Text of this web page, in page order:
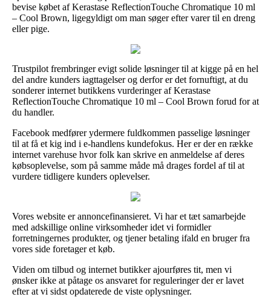
bevise købet af Kerastase ReflectionTouche Chromatique 10 ml
– Cool Brown, ligegyldigt om man søger efter varer til en dreng
eller pige.
Trustpilot frembringer evigt solide løsninger til at kigge på en hel
del andre kunders iagttagelser og derfor er det fornuftigt, at du
sonderer internet butikkens vurderinger af Kerastase
ReflectionTouche Chromatique 10 ml – Cool Brown forud for at
du handler.
Facebook medfører ydermere fuldkommen passelige løsninger
til at få et kig ind i e-handlens kundefokus. Her er der en række
internet varehuse hvor folk kan skrive en anmeldelse af deres
købsoplevelse, som på samme måde må drages fordel af til at
vurdere tidligere kunders oplevelser.
Vores website er annoncefinansieret. Vi har et tæt samarbejde
med adskillige online virksomheder idet vi formidler
forretningernes produkter, og tjener betaling ifald en bruger fra
vores side foretager et køb.
Viden om tilbud og internet butikker ajourføres tit, men vi
ønsker ikke at påtage os ansvaret for reguleringer der er lavet
efter at vi sidst opdaterede de viste oplysninger.